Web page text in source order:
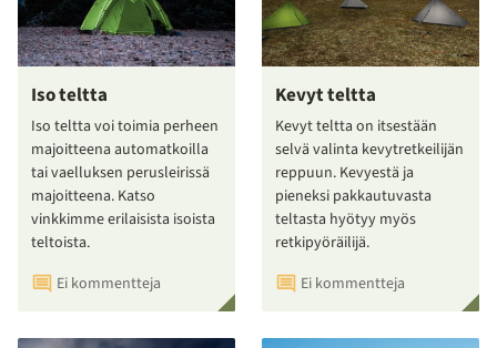
Iso teltta
Iso teltta voi toimia perheen
majoitteena automatkoilla
tai vaelluksen perusleirissä
majoitteena. Katso
vinkkimme erilaisista isoista
teltoista.
Ei kommentteja
Kevyt teltta
Kevyt teltta on itsestään
selvä valinta kevytretkeilijän
reppuun. Kevyestä ja
pieneksi pakkautuvasta
teltasta hyötyy myös
retkipyöräilijä.
Ei kommentteja